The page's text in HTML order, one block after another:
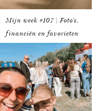
Mijn week #107 | Foto’s,
financiën en favorieten